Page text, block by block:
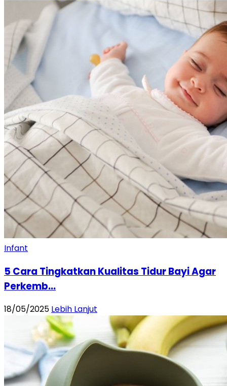
Infant
5 Cara Tingkatkan Kualitas Tidur Bayi Agar
Perkemb...
18/05/2025 Lebih Lanjut